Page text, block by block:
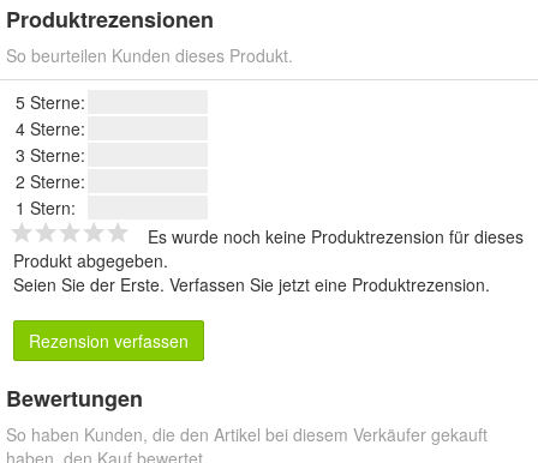
Produktrezensionen
So beurteilen Kunden dieses Produkt.
5 Sterne:
4 Sterne:
3 Sterne:
2 Sterne:
1 Stern:
Es wurde noch keine Produktrezension für dieses
Produkt abgegeben.
Seien Sie der Erste. Verfassen Sie jetzt eine Produktrezension.
Rezension verfassen
Bewertungen
So haben Kunden, die den Artikel bei diesem Verkäufer gekauft